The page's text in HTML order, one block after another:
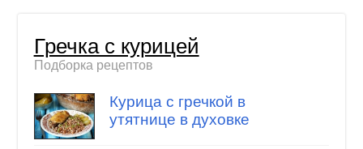
Гречка с курицей
Подборка рецептов
Курица с гречкой в
утятнице в духовке